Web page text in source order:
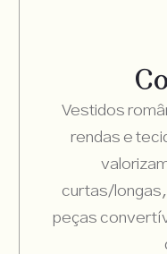
Vestidos
rendas e
curtas/
peças